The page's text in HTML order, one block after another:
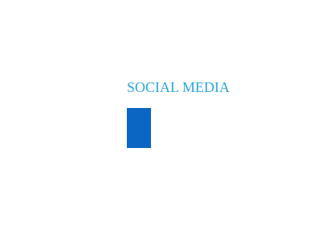
SOCIAL MEDIA